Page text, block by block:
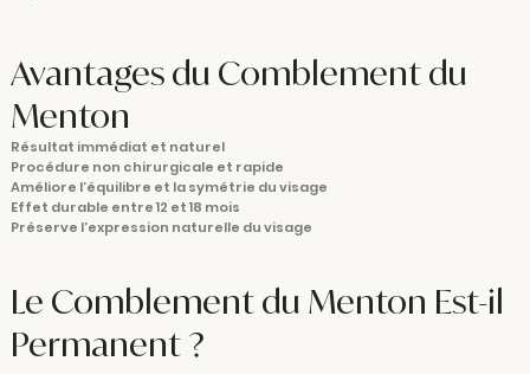
Avantages du Comblement du
Menton
Résultat immédiat et naturel
Procédure non chirurgicale et rapide
Améliore l’équilibre et la symétrie du visage
Effet durable entre 12 et 18 mois
Préserve l’expression naturelle du visage
Le Comblement du Menton Est-il
Permanent ?